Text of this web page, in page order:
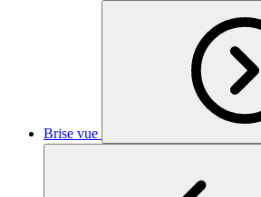
Brise vue